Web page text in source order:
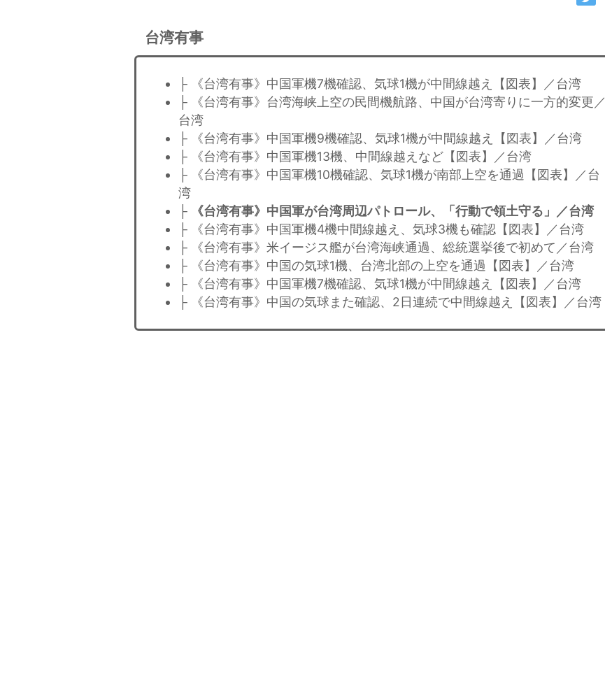
台湾有事
├ 《台湾有事》中国軍機7機確認、気球1機が中間線越え【図表】／台湾
├ 《台湾有事》台湾海峡上空の民間機航路、中国が台湾寄りに一方的変更／
台湾
├ 《台湾有事》中国軍機9機確認、気球1機が中間線越え【図表】／台湾
├ 《台湾有事》中国軍機13機、中間線越えなど【図表】／台湾
├ 《台湾有事》中国軍機10機確認、気球1機が南部上空を通過【図表】／台
湾
├
《台湾有事》中国軍が台湾周辺パトロール、「行動で領土守る」／台湾
├ 《台湾有事》中国軍機4機中間線越え、気球3機も確認【図表】／台湾
├ 《台湾有事》米イージス艦が台湾海峡通過、総統選挙後で初めて／台湾
├ 《台湾有事》中国の気球1機、台湾北部の上空を通過【図表】／台湾
├ 《台湾有事》中国軍機7機確認、気球1機が中間線越え【図表】／台湾
├ 《台湾有事》中国の気球また確認、2日連続で中間線越え【図表】／台湾